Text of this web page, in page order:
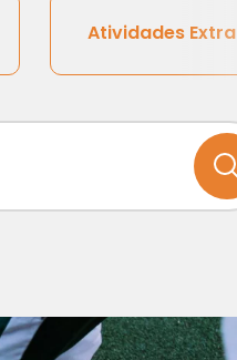
Atividades Extra